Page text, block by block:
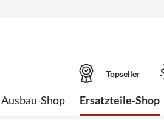
Topseller
Ausbau-Shop Ersatzteile-Shop